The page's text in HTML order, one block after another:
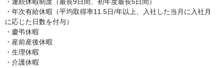
・連続休暇制度（最長9日間、初年度最長5日間）
・年次有給休暇（平均取得率11.5日/年以上、入社した当月に入社月
に応じた日数を付与）
・慶弔休暇
・産前産後休暇
・生理休暇
・介護休暇